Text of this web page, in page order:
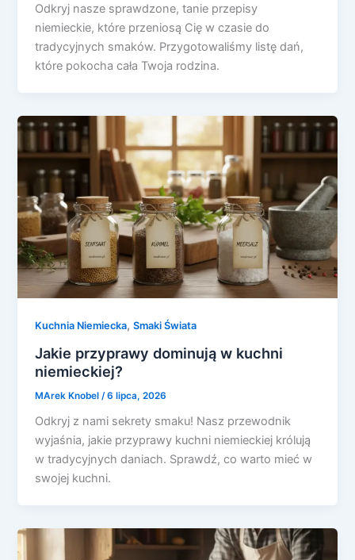
Odkryj nasze sprawdzone, tanie przepisy
niemieckie, które przeniosą Cię w czasie do
tradycyjnych smaków. Przygotowaliśmy listę dań,
które pokocha cała Twoja rodzina.
Kuchnia Niemiecka,Smaki Świata
Jakie przyprawy dominują w kuchni
niemieckiej?
MArek Knobel /6 lipca, 2026
Odkryj z nami sekrety smaku! Nasz przewodnik
wyjaśnia, jakie przyprawy kuchni niemieckiej królują
w tradycyjnych daniach. Sprawdź, co warto mieć w
swojej kuchni.